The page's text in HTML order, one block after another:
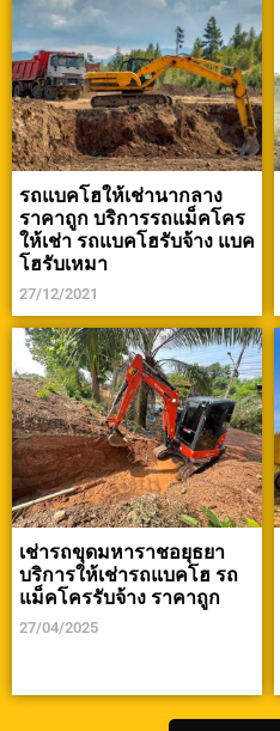
รถแบคโฮให้เช่านากลาง
ราคาถูก บริการรถแม็คโคร
ให้เช่า รถแบคโฮรับจ้าง แบค
โฮรับเหมา
27/12/2021
เช่ารถขุดมหาราชอยุธยา
บริการให้เช่ารถแบคโฮ รถ
แม็คโครรับจ้าง ราคาถูก
27/04/2025